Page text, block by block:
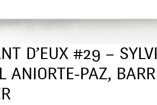
D’EUX #29 –
ANIORTE-PAZ,